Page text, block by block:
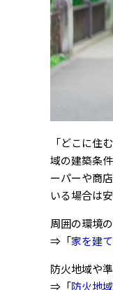
「どこに住
域の建築条
ーパーや商
いる場合は
周囲の環境
⇒「 家を建
防火地域や
⇒「 防火地